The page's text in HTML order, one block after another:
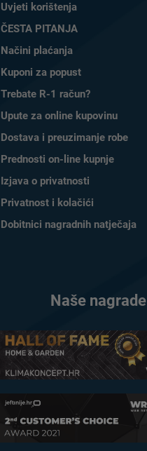
Uvjeti korištenja
ČESTA PITANJA
Načini plaćanja
Kuponi za popust
Trebate R-1 račun?
Upute za online kupovinu
Dostava i preuzimanje robe
Prednosti on-line kupnje
Izjava o privatnosti
Privatnost i kolačići
Dobitnici nagradnih natječaja
Naše